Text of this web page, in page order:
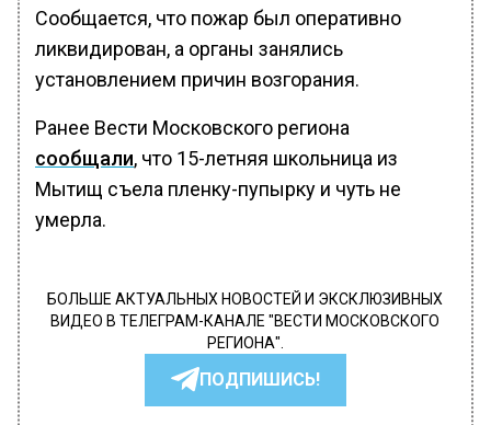
Сообщается, что пожар был оперативно
ликвидирован, а органы занялись
установлением причин возгорания.
Ранее Вести Московского региона
сообщали, что 15-летняя школьница из
Мытищ съела пленку-пупырку и чуть не
умерла.
БОЛЬШЕ АКТУАЛЬНЫХ НОВОСТЕЙ И ЭКСКЛЮЗИВНЫХ
ВИДЕО В ТЕЛЕГРАМ-КАНАЛЕ "ВЕСТИ МОСКОВСКОГО
РЕГИОНА".
ПОДПИШИСЬ!